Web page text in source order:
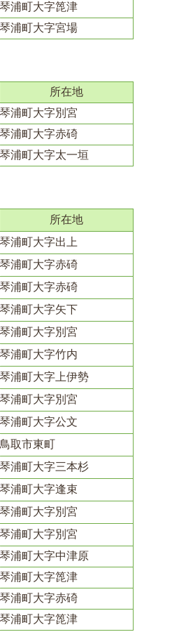
琴浦町大字箆津
琴浦町大字宮場
所在地
琴浦町大字別宮
琴浦町大字赤碕
琴浦町大字太一垣
所在地
琴浦町大字出上
琴浦町大字赤碕
琴浦町大字赤碕
琴浦町大字矢下
琴浦町大字別宮
琴浦町大字竹内
琴浦町大字上伊勢
琴浦町大字別宮
琴浦町大字公文
鳥取市東町
琴浦町大字三本杉
琴浦町大字逢束
琴浦町大字別宮
琴浦町大字別宮
琴浦町大字中津原
琴浦町大字箆津
琴浦町大字赤碕
琴浦町大字箆津